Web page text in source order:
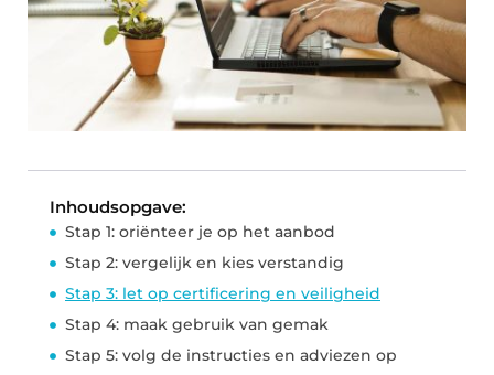
Inhoudsopgave:
Stap 1: oriënteer je op het aanbod
Stap 2: vergelijk en kies verstandig
Stap 3: let op certificering en veiligheid
Stap 4: maak gebruik van gemak
Stap 5: volg de instructies en adviezen op